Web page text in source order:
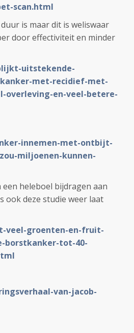
scan.html
is maar dit is weliswaar
door effectiviteit en minder
uitstekende-
met-recidief-met-
en-veel-betere-
innemen-met-ontbijt-
miljoenen-kunnen-
heleboel bijdragen aan
ook deze studie weer laat
veel-groenten-en-fruit-
borstkanker-tot-40-
van-jacob-